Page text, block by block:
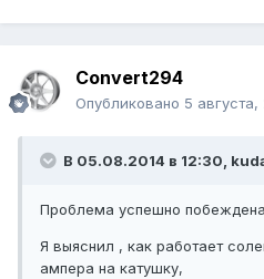
Convert294
Опубликовано 5 августа,
В 05.08.2014 в 12:30,
Проблема успешно
Я выяснил , как работает
ампера на катушку,